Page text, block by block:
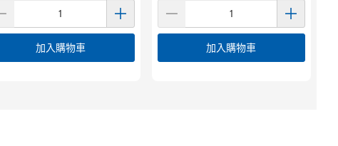
加入購物車 加入購物車